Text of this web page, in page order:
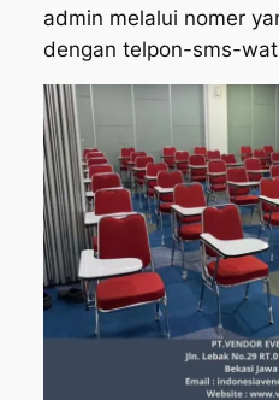
admin melalui nomer
dengan telpon-sms-